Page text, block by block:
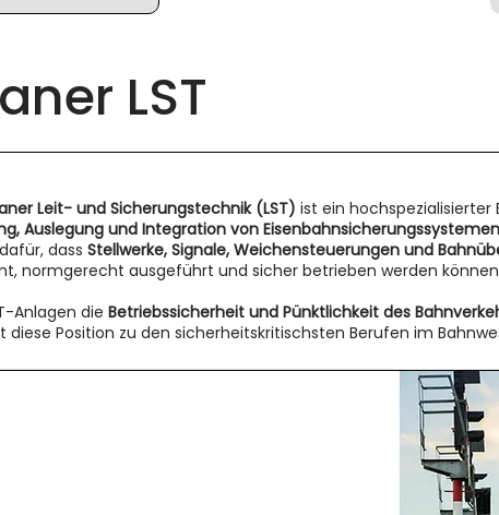
LST
Leit- und Sicherungstechnik (LST) ist ein hochspezialisierter
Auslegung und Integration von Eisenbahnsicherungssystemen
dass Stellwerke, Signale, Weichensteuerungen und
normgerecht ausgeführt und sicher betrieben werden
Anlagen die Betriebssicherheit und Pünktlichkeit des
diese Position zu den sicherheitskritischsten Berufen im